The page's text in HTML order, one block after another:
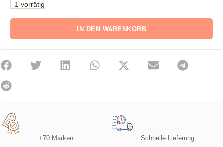
1 vorrätig
IN DEN WARENKORB
+70 Marken Schnelle Lieferung